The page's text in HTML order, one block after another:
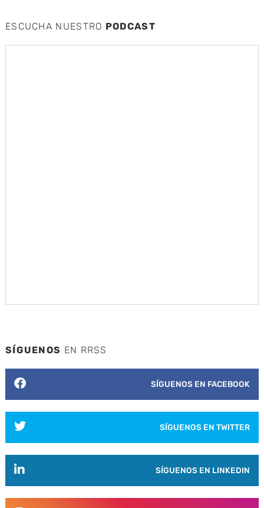
ESCUCHA NUESTRO PODCAST
SÍGUENOS EN RRSS
SÍGUENOS EN FACEBOOK
SÍGUENOS EN TWITTER
SÍGUENOS EN LINKEDIN